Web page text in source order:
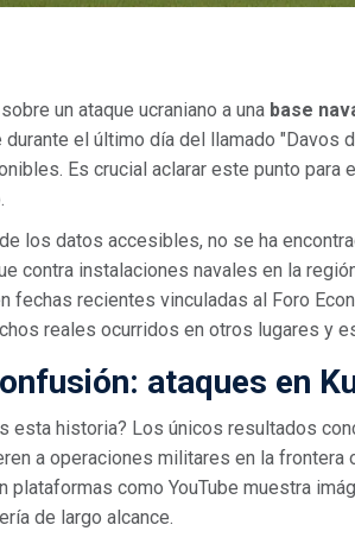
un ataque ucraniano a una base
el último día del llamado "Davos
Es crucial aclarar este punto para
los datos accesibles, no se ha
contra instalaciones navales en la
fechas recientes vinculadas al Foro
reales ocurridos en otros lugares y
ataques en
esta historia? Los únicos resultados
a operaciones militares en la frontera
plataformas como YouTube muestra
de largo alcance.